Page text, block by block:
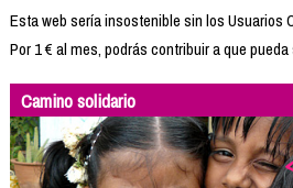
Esta web sería insostenible sin los Usuarios
Por 1 € al mes, podrás contribuir a que
Camino solidario